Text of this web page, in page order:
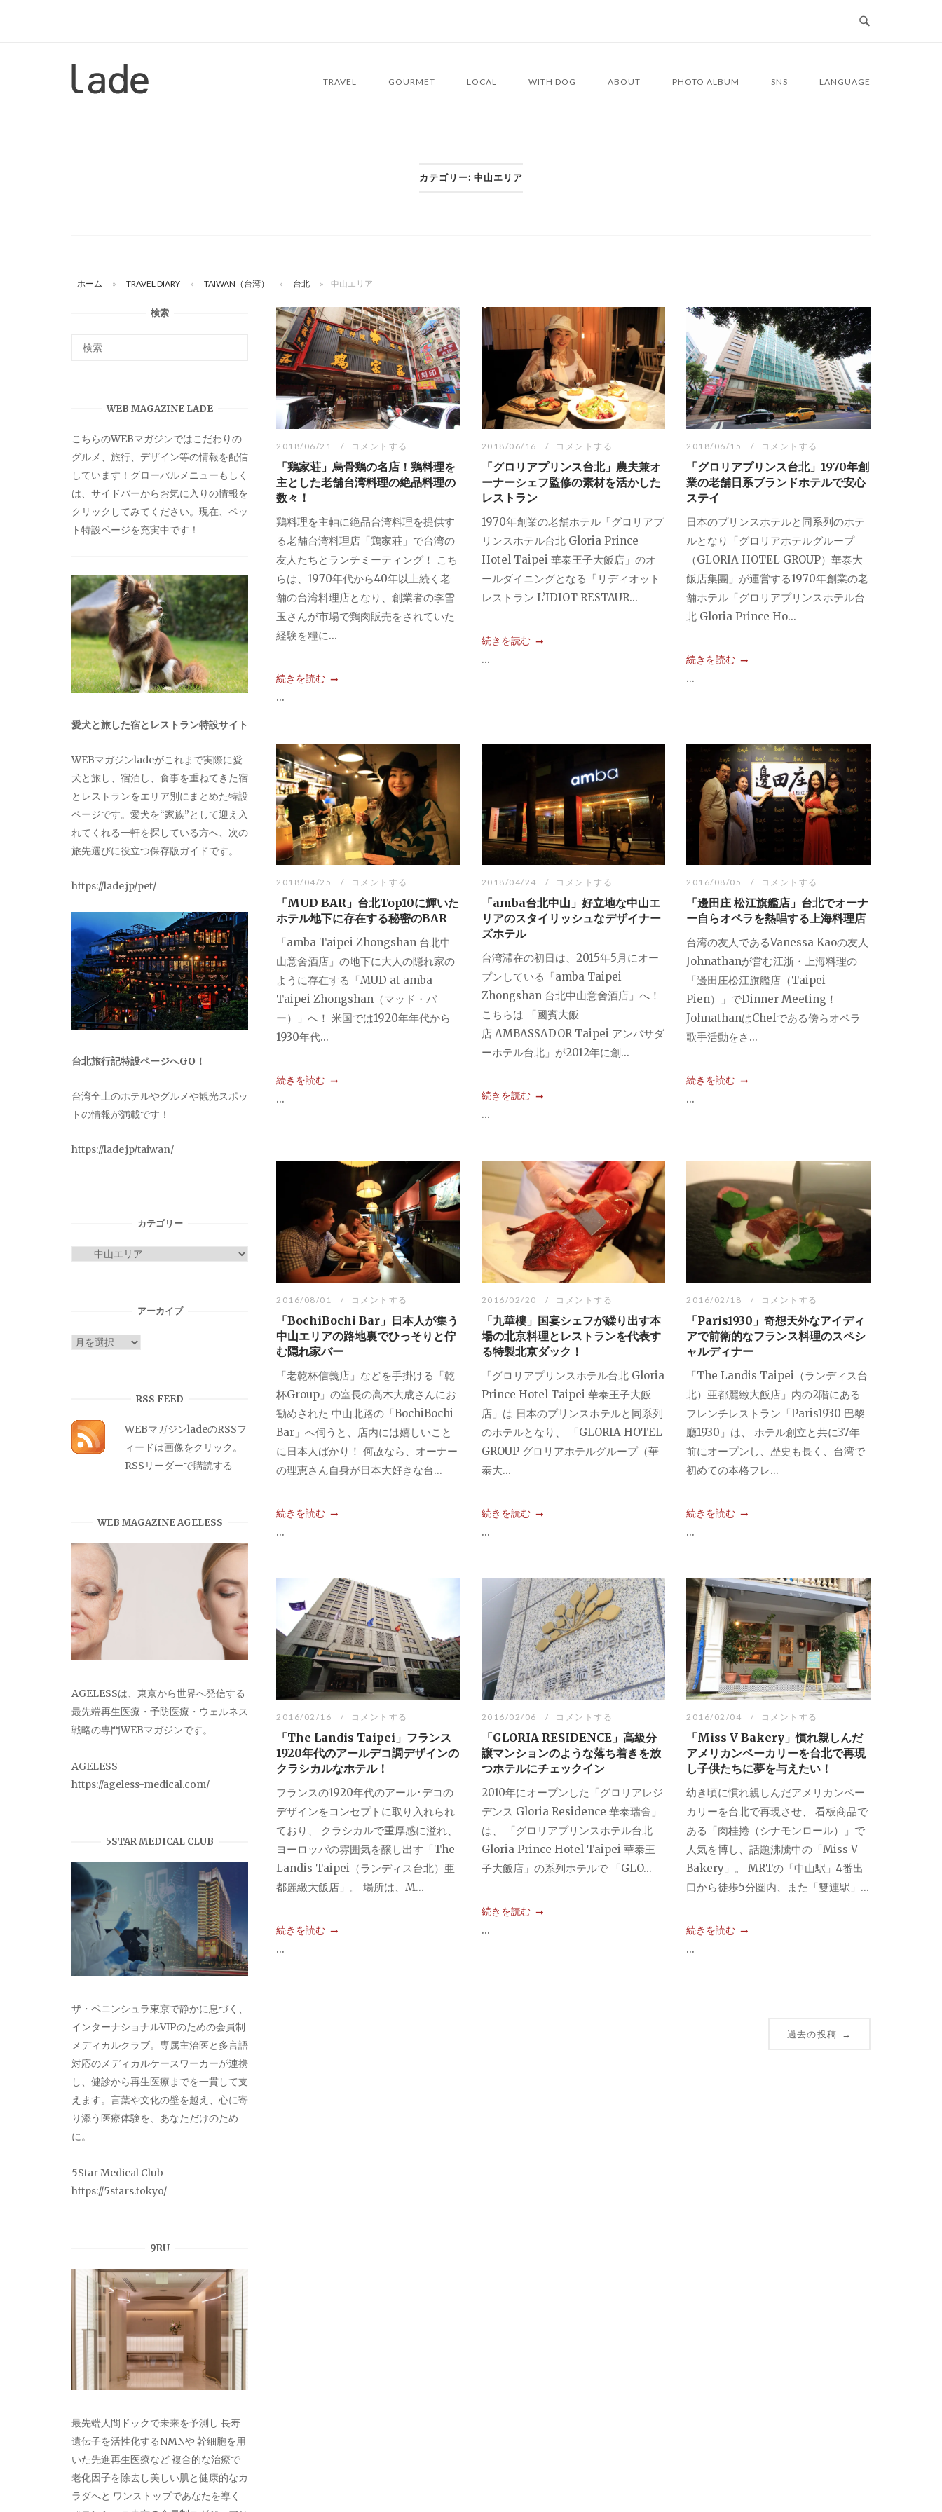
ー
TRAVEL GOURMET LOCAL WITH DOG ABOUT PHOTO ALBUM SNS LANGUAGE
カテゴリー: 中山エリア
ホーム » TRAVEL DIARY » TAIWAN（台湾） » 台北 » 中山エリア
2018/06/21 コメントする
「鶏家荘」烏骨鶏の名店！鶏料理を
主とした老舗台湾料理の絶品料理の
数々！
鶏料理を主軸に絶品台湾料理を提供す
る老舗台湾料理店「鶏家荘」で台湾の
友人たちとランチミーティング！ こち
らは、1970年代から40年以上続く老
舗の台湾料理店となり、創業者の李雪
玉さんが市場で鶏肉販売をされていた
経験を糧に...
続きを読む
...
2018/06/16 コメントする
「グロリアプリンス台北」農夫兼オ
ーナーシェフ監修の素材を活かした
レストラン
1970年創業の老舗ホテル「グロリアプ
リンスホテル台北 Gloria Prince
Hotel Taipei 華泰王子大飯店」のオ
ールダイニングとなる「リディオット
レストラン L’IDIOT RESTAUR...
続きを読む
...
2018/06/15 コメントする
「グロリアプリンス台北」1970年創
業の老舗日系ブランドホテルで安心
ステイ
日本のプリンスホテルと同系列のホテ
ルとなり「グロリアホテルグループ
（GLORIA HOTEL GROUP）華泰大
飯店集團」が運営する1970年創業の老
舗ホテル「グロリアプリンスホテル台
北 Gloria Prince Ho...
続きを読む
...
2018/04/25 コメントする
「MUD BAR」台北Top10に輝いた
ホテル地下に存在する秘密のBAR
「amba Taipei Zhongshan 台北中
山意舍酒店」の地下に大人の隠れ家の
ように存在する「MUD at amba
Taipei Zhongshan（マッド・バ
ー）」へ！ 米国では1920年年代から
1930年代...
続きを読む
...
2018/04/24 コメントする
「amba台北中山」好立地な中山エ
リアのスタイリッシュなデザイナー
ズホテル
台湾滞在の初日は、2015年5月にオー
プンしている「amba Taipei
Zhongshan 台北中山意舍酒店」へ！
こちらは 「國賓大飯
店 AMBASSADOR Taipei アンバサダ
ーホテル台北」が2012年に創...
続きを読む
...
2016/08/05 コメントする
「邊田庄 松江旗艦店」台北でオーナ
ー自らオペラを熱唱する上海料理店
台湾の友人であるVanessa Kaoの友人
Johnathanが営む江浙・上海料理の
「邊田庄松江旗艦店（Taipei
Pien）」でDinner Meeting！
JohnathanはChefである傍らオペラ
歌手活動をさ...
続きを読む
...
2016/08/01 コメントする
「BochiBochi Bar」日本人が集う
中山エリアの路地裏でひっそりと佇
む隠れ家バー
「老乾杯信義店」などを手掛ける「乾
杯Group」の室長の高木大成さんにお
勧めされた 中山北路の「BochiBochi
Bar」へ伺うと、店内には嬉しいこと
に日本人ばかり！ 何故なら、オーナー
の理恵さん自身が日本大好きな台...
続きを読む
...
2016/02/20 コメントする
「九華樓」国宴シェフが繰り出す本
場の北京料理とレストランを代表す
る特製北京ダック！
「グロリアプリンスホテル台北 Gloria
Prince Hotel Taipei 華泰王子大飯
店」は 日本のプリンスホテルと同系列
のホテルとなり、 「GLORIA HOTEL
GROUP グロリアホテルグループ（華
泰大...
続きを読む
...
2016/02/18 コメントする
「Paris1930」奇想天外なアイディ
アで前衛的なフランス料理のスペシ
ャルディナー
「The Landis Taipei（ランディス台
北）亜都麗緻大飯店」内の2階にある
フレンチレストラン「Paris1930 巴黎
廳1930」は、 ホテル創立と共に37年
前にオープンし、歴史も長く、台湾で
初めての本格フレ...
続きを読む
...
2016/02/16 コメントする
「The Landis Taipei」フランス
1920年代のアールデコ調デザインの
クラシカルなホテル！
フランスの1920年代のアール･デコの
デザインをコンセプトに取り入れられ
ており、 クラシカルで重厚感に溢れ、
ヨーロッパの雰囲気を醸し出す「The
Landis Taipei（ランディス台北）亜
都麗緻大飯店」。 場所は、M...
続きを読む
...
2016/02/06 コメントする
「GLORIA RESIDENCE」高級分
譲マンションのような落ち着きを放
つホテルにチェックイン
2010年にオープンした「グロリアレジ
デンス Gloria Residence 華泰瑞舍」
は、 「グロリアプリンスホテル台北
Gloria Prince Hotel Taipei 華泰王
子大飯店」の系列ホテルで 「GLO...
続きを読む
...
2016/02/04 コメントする
「Miss V Bakery」慣れ親しんだ
アメリカンベーカリーを台北で再現
し子供たちに夢を与えたい！
幼き頃に慣れ親しんだアメリカンベー
カリーを台北で再現させ、 看板商品で
ある「肉桂捲（シナモンロール）」で
人気を博し、話題沸騰中の「Miss V
Bakery」。 MRTの「中山駅」4番出
口から徒歩5分圏内、また「雙連駅」...
続きを読む
...
過去の投稿 →
検索
WEB MAGAZINE LADE
こちらのWEBマガジンではこだわりの
グルメ、旅行、デザイン等の情報を配信
しています！グローバルメニューもしく
は、サイドバーからお気に入りの情報を
クリックしてみてください。現在、ペッ
ト特設ページを充実中です！
愛犬と旅した宿とレストラン特設サイト
WEBマガジンladeがこれまで実際に愛
犬と旅し、宿泊し、食事を重ねてきた宿
とレストランをエリア別にまとめた特設
ページです。愛犬を“家族”として迎え入
れてくれる一軒を探している方へ、次の
旅先選びに役立つ保存版ガイドです。
https://lade.jp/pet/
台北旅行記特設ページへGO！
台湾全土のホテルやグルメや観光スポッ
トの情報が満載です！
https://lade.jp/taiwan/
カテゴリー
アーカイブ
ア
RSS FEED
WEBマガジンladeのRSSフ
ィードは画像をクリック。
RSSリーダーで購読する
WEB MAGAZINE AGELESS
AGELESSは、東京から世界へ発信する
最先端再生医療・予防医療・ウェルネス
戦略の専門WEBマガジンです。
AGELESS
https://ageless-medical.com/
5STAR MEDICAL CLUB
ザ・ペニンシュラ東京で静かに息づく、
インターナショナルVIPのための会員制
メディカルクラブ。専属主治医と多言語
対応のメディカルケースワーカーが連携
し、健診から再生医療までを一貫して支
えます。言葉や文化の壁を越え、心に寄
り添う医療体験を、あなただけのため
に。
5Star Medical Club
https://5stars.tokyo/
9RU
最先端人間ドックで未来を予測し 長寿
遺伝子を活性化するNMNや 幹細胞を用
いた先進再生医療など 複合的な治療で
老化因子を除去し美しい肌と健康的なカ
ラダへと ワンストップであなたを導く